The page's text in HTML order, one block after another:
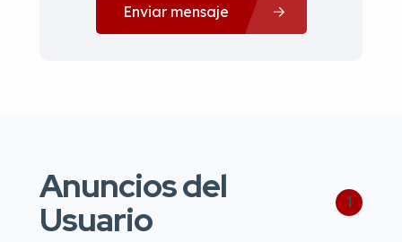
Enviar mensaje
Anuncios del
Usuario 1